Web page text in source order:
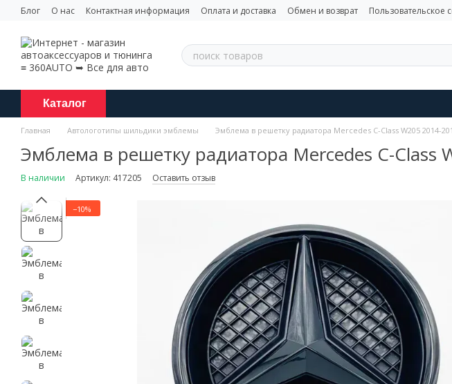
Перейти к основному контенту
Блог О нас Контактная информация Оплата и доставка Обмен и возврат Пользовательское
Каталог
Главная Автологотипы шильдики эмблемы Эмблема в решетку радиатора Mercedes C-Class W205 2014-
Эмблема в решетку радиатора Mercedes C-Class
В наличии Артикул: 417205 Оставить отзыв
−10%